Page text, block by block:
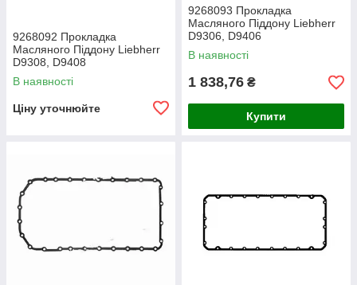
9268092 Прокладка
Масляного Піддону Liebherr
D9308, D9408
В наявності
Ціну уточнюйте
9268093 Прокладка
Масляного Піддону Liebherr
D9306, D9406
В наявності
1 838,76 ₴
Купити